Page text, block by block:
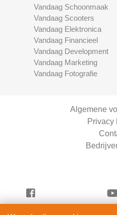
Vandaag Schoonmaak
Vandaag Scooters
Vandaag Elektronica
Vandaag Financieel
Vandaag Development
Vandaag Marketing
Vandaag Fotografie
Algemene
Privacy